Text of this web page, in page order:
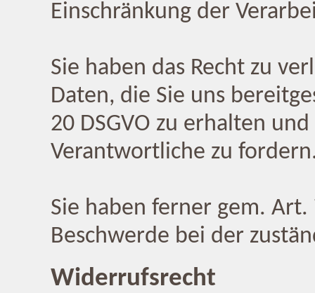
Einschränkung der
Sie haben das Recht zu
Daten, die Sie uns
20 DSGVO zu erhalten
Verantwortliche zu
Sie haben ferner gem. Art.
Beschwerde bei der
Widerrufsrecht